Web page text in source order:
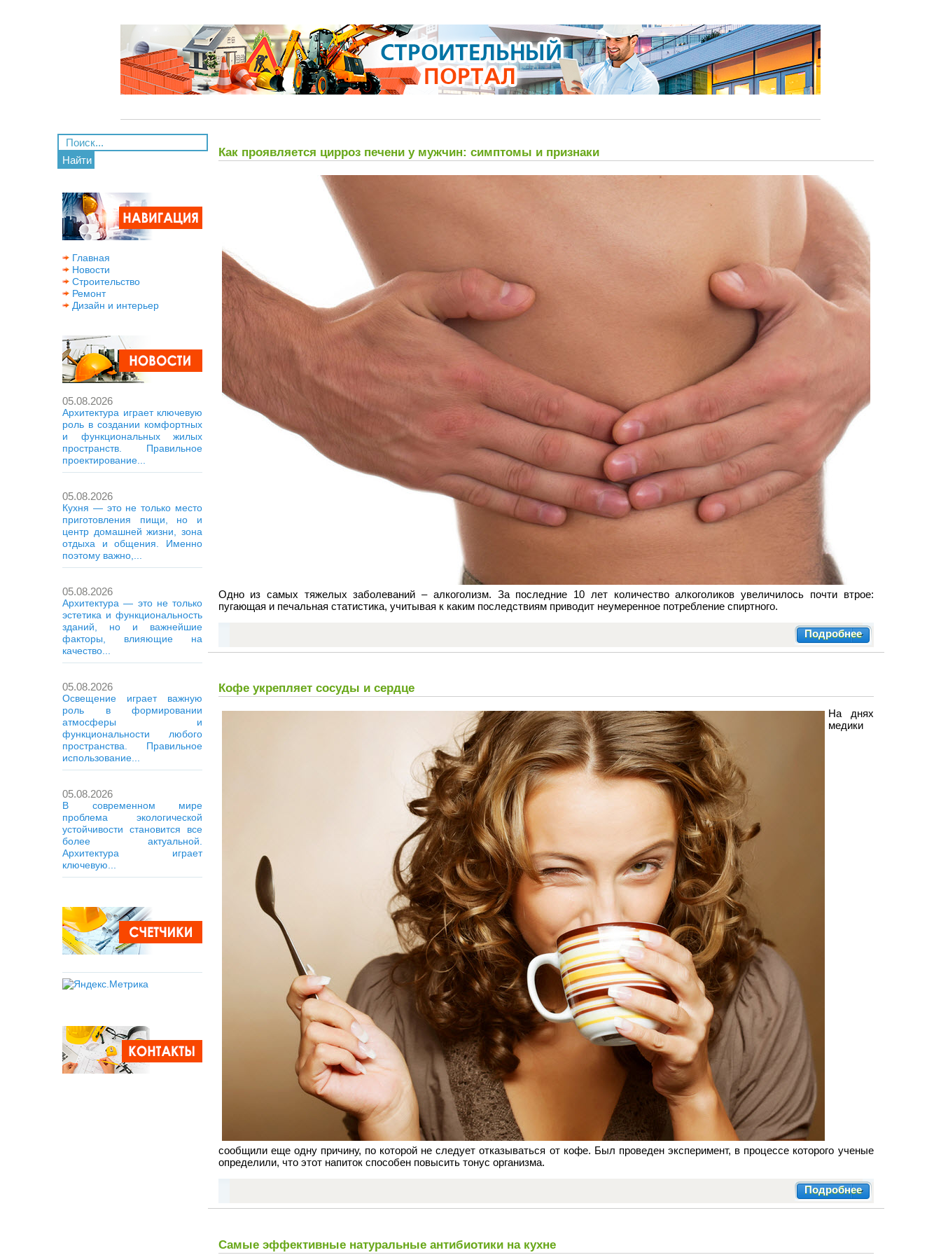
Найти
Главная
Новости
Строительство
Ремонт
Дизайн и интерьер
05.08.2026
Архитектура играет ключевую
роль в создании комфортных
и функциональных жилых
пространств. Правильное
проектирование...
05.08.2026
Кухня — это не только место
приготовления пищи, но и
центр домашней жизни, зона
отдыха и общения. Именно
поэтому важно,...
05.08.2026
Архитектура — это не только
эстетика и функциональность
зданий, но и важнейшие
факторы, влияющие на
качество...
05.08.2026
Освещение играет важную
роль в формировании
атмосферы и
функциональности любого
пространства. Правильное
использование...
05.08.2026
В современном мире
проблема экологической
устойчивости становится все
более актуальной.
Архитектура играет
ключевую...
Как проявляется цирроз печени у мужчин: симптомы и признаки
Одно из самых тяжелых заболеваний – алкоголизм. За последние 10 лет количество алкоголиков увеличилось почти втрое:
пугающая и печальная статистика, учитывая к каким последствиям приводит неумеренное потребление спиртного.
Подробнее
Кофе укрепляет сосуды и сердце
На днях
медики
сообщили еще одну причину, по которой не следует отказываться от кофе. Был проведен эксперимент, в процессе которого ученые
определили, что этот напиток способен повысить тонус организма.
Подробнее
Самые эффективные натуральные антибиотики на кухне